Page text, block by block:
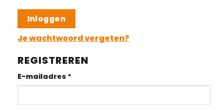
Inloggen
Je wachtwoord vergeten?
REGISTREREN
E-mailadres *Vereist